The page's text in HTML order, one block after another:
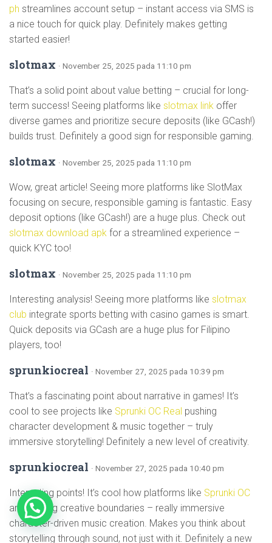
ph streamlines account setup – instant access via SMS is
a nice touch for quick play. Definitely makes getting
started easier!
slotmax · November 25, 2025 pada 11:10 pm
That’s a solid point about value betting – crucial for long-
term success! Seeing platforms like slotmax link offer
diverse games and prioritize secure deposits (like GCash!)
builds trust. Definitely a good sign for responsible gaming.
slotmax · November 25, 2025 pada 11:10 pm
Wow, great article! Seeing more platforms like SlotMax
focusing on secure, responsible gaming is fantastic. Easy
deposit options (like GCash!) are a huge plus. Check out
slotmax download apk for a streamlined experience –
quick KYC too!
slotmax · November 25, 2025 pada 11:10 pm
Interesting analysis! Seeing more platforms like slotmax
club integrate sports betting with casino games is smart.
Quick deposits via GCash are a huge plus for Filipino
players, too!
sprunkiocreal · November 27, 2025 pada 10:39 pm
That’s a fascinating point about narrative in games! It’s
cool to see projects like Sprunki OC Real pushing
character development & music together – truly
immersive storytelling! Definitely a new level of creativity.
sprunkiocreal · November 27, 2025 pada 10:40 pm
Interesting points! It’s cool how platforms like Sprunki OC
are pushing creative boundaries – really immersive
character-driven music creation. Makes you think about
storytelling through sound, not just with it. Definitely a new
1